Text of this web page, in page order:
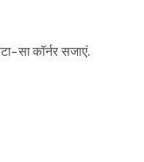
सा कॉर्नर सजाएं.